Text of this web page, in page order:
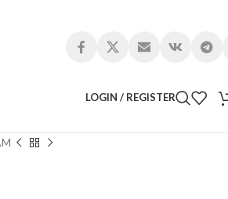
LOGIN / REGISTER